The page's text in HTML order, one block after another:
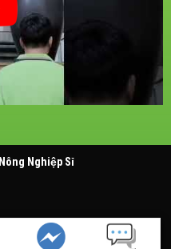
Nông Nghiệp Sỉ